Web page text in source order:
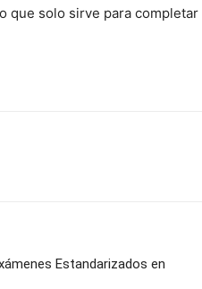
que solo sirve para
Estandarizados en